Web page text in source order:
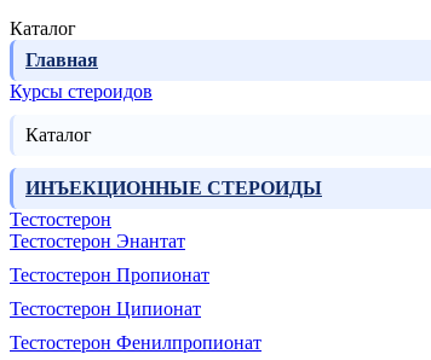
Каталог
Главная
Курсы стероидов
Каталог
ИНЪЕКЦИОННЫЕ СТЕРОИДЫ
Тестостерон
Тестостерон Энантат
Тестостерон Пропионат
Тестостерон Ципионат
Тестостерон Фенилпропионат